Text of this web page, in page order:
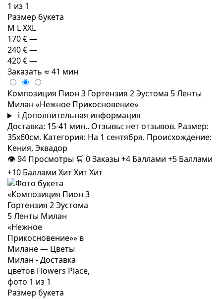
Размер букета
M LXXL
170 €—
240 €—
420 €—
Заказать ≈ 41 мин
Композиция Пион 3 Гортензия 2 Эустома 5 Ленты
Милан «Нежное Прикосновение»
i Дополнительная информация
Доставка: 15-41 мин.. Отзывы: нет отзывов. Размер:
35x60см. Категория: На 1 сентября. Происхождение:
Кения, Эквадор
👁94 Просмотры 🛒 0Заказы+4 Баллами +5 Баллами
+10 Баллами ХитХитХит
Размер букета